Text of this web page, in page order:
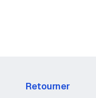
Retourner